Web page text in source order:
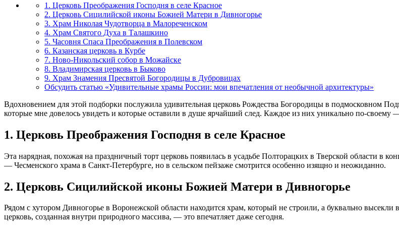
1. Церковь Преображения Господня в селе Красное
2. Церковь Сицилийской иконы Божией Матери в Дивногорье
3. Храм Николая Чудотворца в Малореченском
4. Храм Святого Духа в Талашкино
5. Часовня Спаса Преображения в Полевском
6. Казанская церковь в Курбе
7. Ново-Никольский собор в Можайске
8. Владимирская церковь в Быково
9. Храм Знамения Пресвятой Богородицы в Дубровицах
Обсудить статью «Удивительные храмы России: мои впечатления от необычной архитектуры»
Вдохновением для этой подборки послужила удивительная церковь Рождества Богородицы в подмосковном
которые мне довелось увидеть и которые оставили в душе ярчайший след. Каждое из них уникально по-
1. Церковь Преображения Господня в селе Красное
Эта нарядная, похожая на праздничный торт церковь появилась в усадьбе Полторацких в Тверской области в
— Чесменского храма в Санкт-Петербурге, но в сельском пейзаже смотрится особенно изящно и неожиданно.
2. Церковь Сицилийской иконы Божией Матери в Дивногорье
Рядом с хутором Дивногорье в Воронежской области находится храм, который не строили, а буквально
церковь, созданная внутри природного массива, — это впечатляет даже сегодня.